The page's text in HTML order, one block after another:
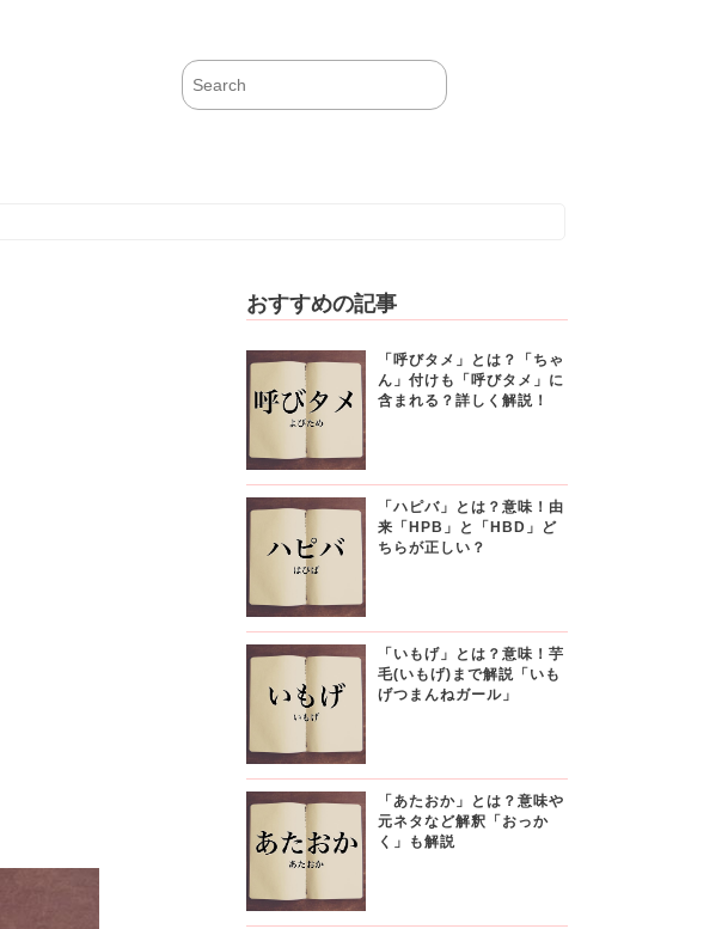
おすすめの記事
「呼びタメ」とは？「ちゃ
ん」付けも「呼びタメ」に
含まれる？詳しく解説！
「ハピバ」とは？意味！由
来「HPB」と「HBD」ど
ちらが正しい？
「いもげ」とは？意味！芋
毛(いもげ)まで解説「いも
げつまんねガール」
「あたおか」とは？意味や
元ネタなど解釈「おっか
く」も解説